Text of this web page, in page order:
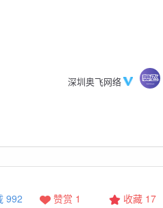
深圳奥飞网络
收藏 17
赞赏 1
992